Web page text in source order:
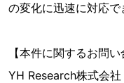
の変化に迅速に対応で
【本件に関するお問い
YH Research株式会社